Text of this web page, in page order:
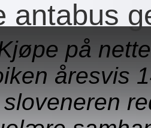
antabus
på
åresvis